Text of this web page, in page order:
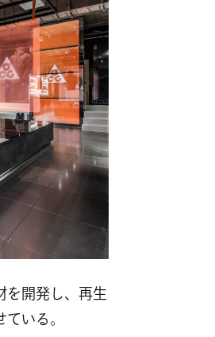
開発し、再生
いる。